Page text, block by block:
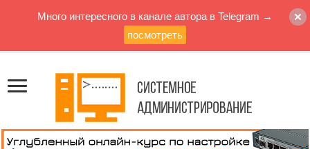
Много интересного в канале автора в Telegram →
посмотреть